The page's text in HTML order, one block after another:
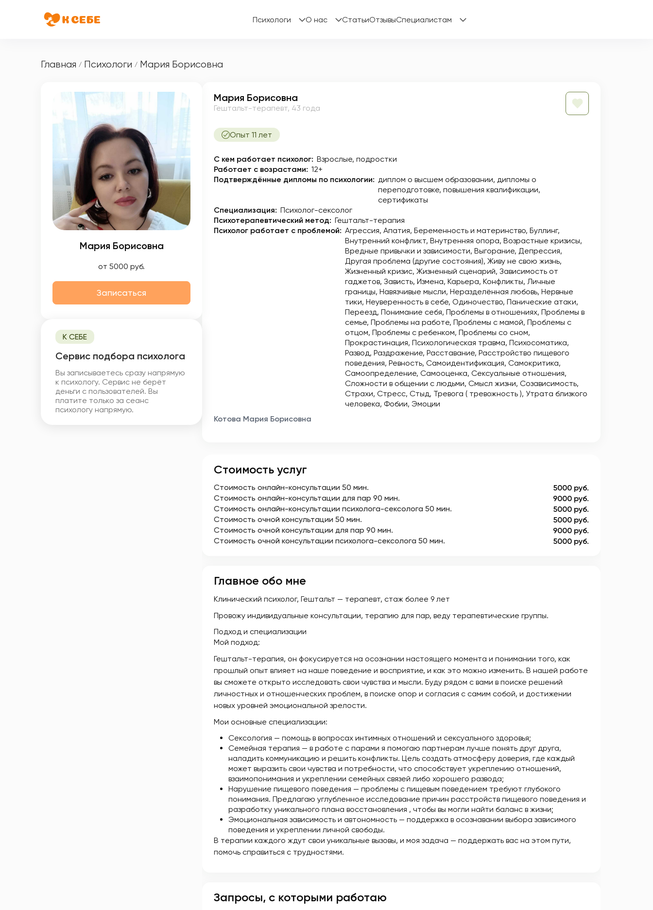
Психологи О нас СтатьиОтзывыСпециалистам
Главная / Психологи / Мария Борисовна
Мария Борисовна
от 5000 руб.
Записаться
К СЕБЕ
Cервис подбора психолога
Вы записываетесь сразу напрямую
к психологу. Сервис не берёт
деньги с пользователей. Вы
платите только за сеанс
психологу напрямую.
Мария Борисовна
Гештальт-терапевт, 43 года
Опыт 11 лет
С кем работает психолог: Взрослые, подростки
Работает с возрастами: 12+
Подтверждённые дипломы по психологии: диплом о высшем образовании дипломы о
переподготовке повышения квалификации
сертификаты
Специализация: Психолог-сексолог
Психотерапевтический метод: Гештальт-терапия
Психолог работает с проблемой: Агрессия Апатия Беременность и материнство Буллинг
Внутренний конфликт Внутренняя опора Возрастные кризисы
Вредные привычки и зависимости Выгорание Депрессия
Другая проблема (другие состояния) Живу не свою жизнь
Жизненный кризис Жизненный сценарий Зависимость от
гаджетов Зависть Измена Карьера Конфликты Личные
границы Навязчивые мысли Неразделённая любовь Нервные
тики Неуверенность в себе Одиночество Панические атаки
Переезд Понимание себя Проблемы в отношениях Проблемы в
семье Проблемы на работе Проблемы с мамой Проблемы с
отцом Проблемы с ребенком Проблемы со сном
Прокрастинация Психологическая травма Психосоматика
Развод Раздражение Расставание Расстройство пищевого
поведения Ревность Самоидентификация Самокритика
Самоопределение Самооценка Сексуальные отношения
Сложности в общении с людьми Смысл жизни Созависимость
Страхи Стресс Стыд Тревога ( тревожность ) Утрата близкого
человека Фобии Эмоции
Котова Мария Борисовна
Стоимость услуг
Стоимость онлайн-консультации 50 мин.
5000 руб.
Стоимость онлайн-консультации для пар 90 мин.
9000 руб.
Стоимость онлайн-консультации психолога-сексолога 50 мин.
5000 руб.
Стоимость очной консультации 50 мин.
5000 руб.
Стоимость очной консультации для пар 90 мин.
9000 руб.
Стоимость очной консультации психолога-сексолога 50 мин. 5000 руб.
Главное обо мне
Клинический психолог, Гештальт — терапевт, стаж более 9 лет
Провожу индивидуальные консультации, терапию для пар, веду терапевтические группы.
Подход и специализации
Мой подход:
Гештальт-терапия, он фокусируется на осознании настоящего момента и понимании того, как
прошлый опыт влияет на наше поведение и восприятие, и как это можно изменить. В нашей работе
вы сможете открыто исследовать свои чувства и мысли. Буду рядом с вами в поиске решений
личностных и отношенческих проблем, в поиске опор и согласия с самим собой, и достижении
новых уровней эмоциональной зрелости.
Мои основные специализации:
Сексология — помощь в вопросах интимных отношений и сексуального здоровья;
Семейная терапия — в работе с парами я помогаю партнерам лучше понять друг друга,
наладить коммуникацию и решить конфликты. Цель создать атмосферу доверия, где каждый
может выразить свои чувства и потребности, что способствует укреплению отношений,
взаимопонимания и укреплении семейных связей либо хорошего развода;
Нарушение пищевого поведения — проблемы с пищевым поведением требуют глубокого
понимания. Предлагаю углубленное исследование причин расстройств пищевого поведения и
разработку уникального плана восстановления , чтобы вы могли найти баланс в жизни;
Эмоциональная зависимость и автономность — поддержка в осознавании выбора зависимого
поведения и укреплении личной свободы.
В терапии каждого ждут свои уникальные вызовы, и моя задача — поддержать вас на этом пути,
помочь справиться с трудностями.
Запросы, с которыми работаю